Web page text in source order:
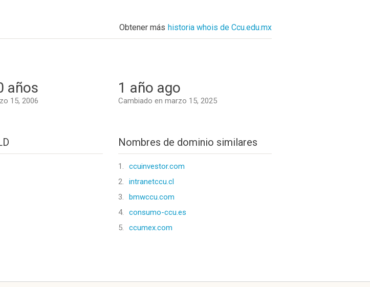
Obtener más historia whois de Ccu.edu.mx
años
15, 2006
1 año ago
Cambiado en marzo 15, 2025
Nombres de dominio similares
1.
ccuinvestor.com
2.
intranetccu.cl
3.
bmwccu.com
4.
consumo-ccu.es
5.
ccumex.com